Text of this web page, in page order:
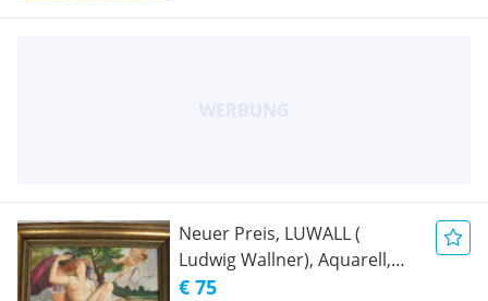
Neuer Preis, LUWALL (
Ludwig Wallner), Aquarell,
sign. dat. 1940 ,
€ 75